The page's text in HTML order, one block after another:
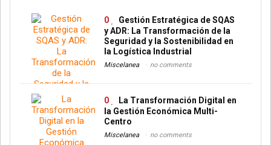
0
Gestión Estratégica de SQAS
y ADR: La Transformación de la
Seguridad y la Sostenibilidad en
la Logística Industrial
Miscelanea no comments
0
La Transformación Digital en
la Gestión Económica Multi-
Centro
Miscelanea no comments